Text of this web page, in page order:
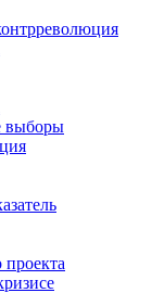
выборы